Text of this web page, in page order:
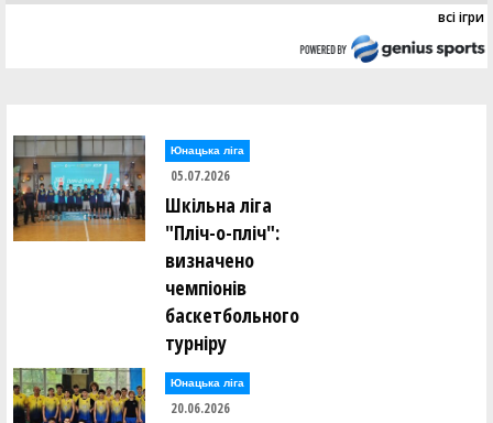
всі ігри
Юнацька ліга
05.07.2026
Шкільна ліга
"Пліч-о-пліч":
визначено
чемпіонів
баскетбольного
турніру
Юнацька ліга
20.06.2026